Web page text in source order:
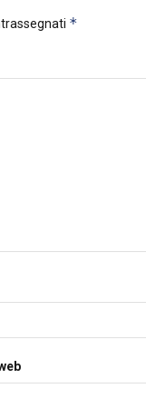
*